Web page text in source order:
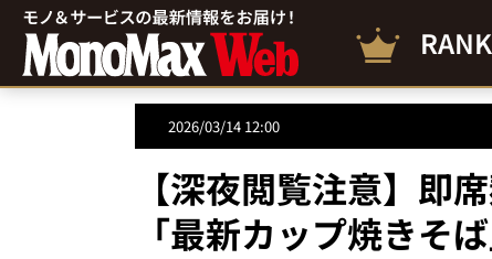
2026/03/14 12:00
【深夜閲覧注意】即
「最新カップ焼きそ